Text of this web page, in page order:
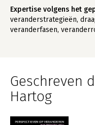
Expertise volgens het
veranderstrategieën,
veranderfasen,
Geschreven
Hartog